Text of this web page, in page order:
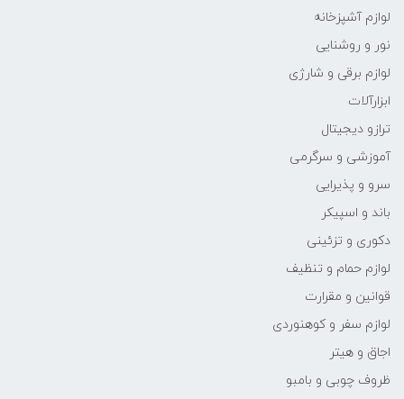
لوازم آشپزخانه
نور و روشنایی
لوازم برقی و شارژی
ابزارآلات
ترازو دیجیتال
آموزشی و سرگرمی
سرو و پذیرایی
باند و اسپیکر
دکوری و تزئینی
لوازم حمام و تنظیف
قوانین و مقرارت
لوازم سفر و کوهنوردی
اجاق و هیتر
ظروف چوبی و بامبو